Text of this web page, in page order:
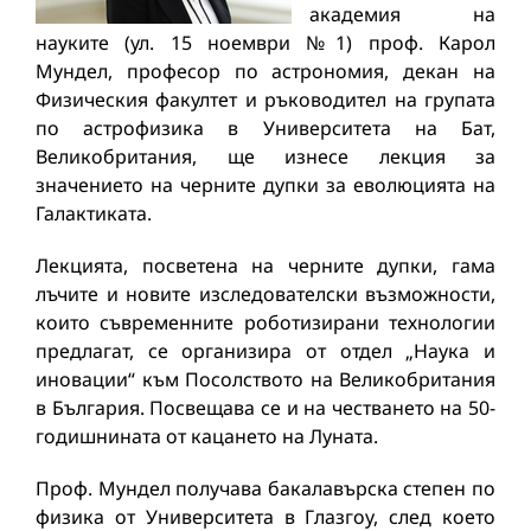
академия на
науките (ул. 15 ноември №1) проф. Карол
Мундел, професор по астрономия, декан на
Физическия факултет и ръководител на групата
по астрофизика в Университета на Бат,
Великобритания, ще изнесе лекция за
значението на черните дупки за еволюцията на
Галактиката.
Лекцията, посветена на черните дупки, гама
лъчите и новите изследователски възможности,
които съвременните роботизирани технологии
предлагат, се организира от отдел „Наука и
иновации“ към Посолството на Великобритания
в България. Посвещава се и на честването на 50-
годишнината от кацането на Луната.
Проф. Мундел получава бакалавърска степен по
физика от Университета в Глазгоу, след което